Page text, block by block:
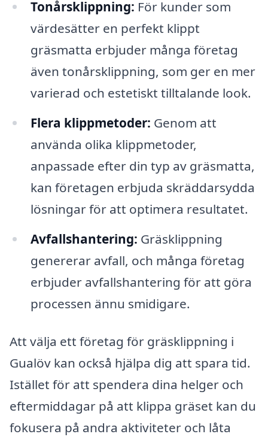
Tonårsklippning: För kunder som
värdesätter en perfekt klippt
gräsmatta erbjuder många företag
även tonårsklippning, som ger en mer
varierad och estetiskt tilltalande look.
Flera klippmetoder: Genom att
använda olika klippmetoder,
anpassade efter din typ av gräsmatta,
kan företagen erbjuda skräddarsydda
lösningar för att optimera resultatet.
Avfallshantering: Gräsklippning
genererar avfall, och många företag
erbjuder avfallshantering för att göra
processen ännu smidigare.
Att välja ett företag för gräsklippning i
Gualöv kan också hjälpa dig att spara tid.
Istället för att spendera dina helger och
eftermiddagar på att klippa gräset kan du
fokusera på andra aktiviteter och låta